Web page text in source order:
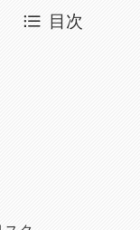
目次